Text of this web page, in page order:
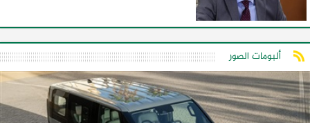
ألبومات الصور